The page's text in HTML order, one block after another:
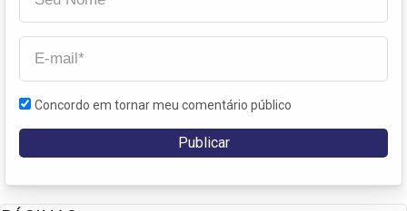
Concordo em tornar meu comentário público